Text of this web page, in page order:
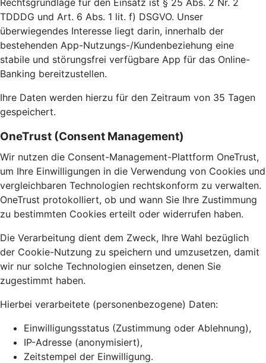
Rechtsgrundlage für den Einsatz ist § 25 Abs. 2 Nr. 2
TDDDG und Art. 6 Abs. 1 lit. f) DSGVO. Unser
überwiegendes Interesse liegt darin, innerhalb der
bestehenden App-Nutzungs-/Kundenbeziehung eine
stabile und störungsfrei verfügbare App für das Online-
Banking bereitzustellen.
Ihre Daten werden hierzu für den Zeitraum von 35 Tagen
gespeichert.
OneTrust (Consent Management)
Wir nutzen die Consent-Management-Plattform OneTrust,
um Ihre Einwilligungen in die Verwendung von Cookies und
vergleichbaren Technologien rechtskonform zu verwalten.
OneTrust protokolliert, ob und wann Sie Ihre Zustimmung
zu bestimmten Cookies erteilt oder widerrufen haben.
Die Verarbeitung dient dem Zweck, Ihre Wahl bezüglich
der Cookie-Nutzung zu speichern und umzusetzen, damit
wir nur solche Technologien einsetzen, denen Sie
zugestimmt haben.
Hierbei verarbeitete (personenbezogene) Daten:
Einwilligungsstatus (Zustimmung oder Ablehnung),
IP-Adresse (anonymisiert),
Zeitstempel der Einwilligung.